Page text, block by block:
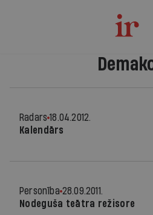
Radars 18.04.2012.
Kalendārs
Personība 28.09.2011.
Nodeguša teātra režisore